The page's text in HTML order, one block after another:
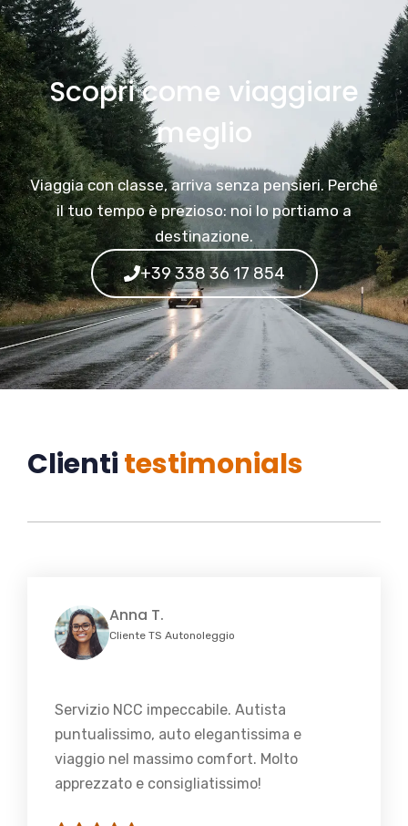
Scopri come viaggiare
meglio
Viaggia con classe, arriva senza pensieri. Perché
il tuo tempo è prezioso: noi lo portiamo a
destinazione.
+39 338 36 17 854
Clientitestimonials
Anna T.
Cliente TS Autonoleggio
Servizio NCC impeccabile. Autista
puntualissimo, auto elegantissima e
viaggio nel massimo comfort. Molto
apprezzato e consigliatissimo!